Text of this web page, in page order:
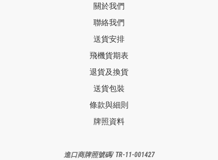
關於我們
聯絡我們
送貨安排
飛機貨期表
退貨及換貨
送貨包裝
條款與細則
牌照資料
進口商牌照號碼/ TR-11-001427